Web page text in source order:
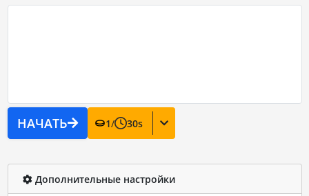
НАЧАТЬ 1/ 30s
Дополнительные настройки